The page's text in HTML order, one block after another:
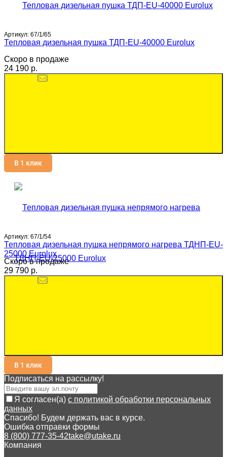
Артикул: 67/1/65
Тепловая дизельная пушка ТДП-EU-40000 Eurolux
Скоро в продаже
24 190 p.
В 1 клик
Артикул: 67/1/54
Тепловая дизельная пушка непрямого нагрева ТДНП-EU-
25000 Eurolux
Скоро в продаже
29 790 p.
В 1 клик
Подписаться на рассылкy!
Я согласен(a) с политикой обработки персональных
данных
Спасибо! Будем держать вас в курсе.
Ошибка отправки формы
8 (800) 777-35-42take@utake.ru
Компания